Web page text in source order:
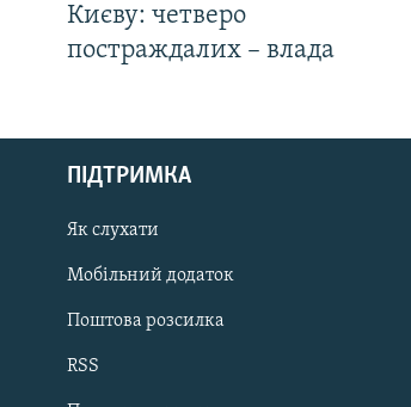
РУС
ДОЛУЧАЙСЯ!
Києву: четверо
постраждалих – влада
ПІДТРИМКА
Як слухати
Мобільний додаток
Поштова розсилка
RSS